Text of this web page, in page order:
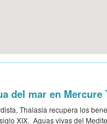
del mar en
Thalasia recupera los
XIX. Aguas vivas del